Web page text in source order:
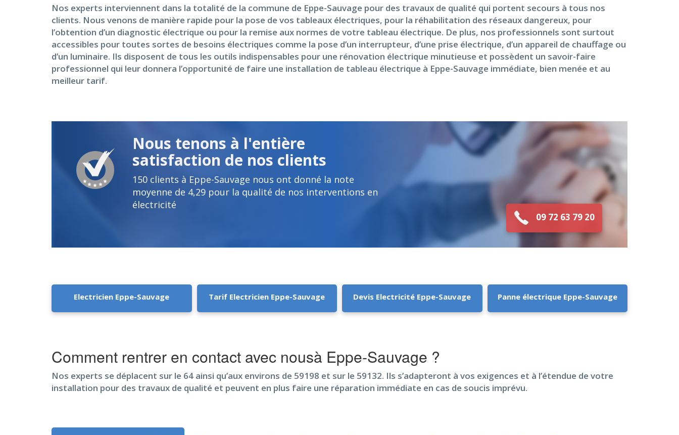
Nos experts interviennent dans la totalité de la commune de Eppe-Sauvage pour des travaux de qualité qui portent secours à tous nos
clients. Nous venons de manière rapide pour la pose de vos tableaux électriques, pour la réhabilitation des réseaux dangereux, pour
l’obtention d’un diagnostic électrique ou pour la remise aux normes de votre tableau électrique. De plus, nos professionnels sont surtout
accessibles pour toutes sortes de besoins électriques comme la pose d’un interrupteur, d’une prise électrique, d’un appareil de chauffage ou
d’un luminaire. Ils disposent de tous les outils indispensables pour une rénovation électrique minutieuse et possèdent un savoir-faire
professionnel qui leur donnera l’opportunité de faire une installation de tableau électrique à Eppe-Sauvage immédiate, bien menée et au
meilleur tarif.
Nous tenons à l'entière
satisfaction de nos clients
150 clients à Eppe-Sauvage nous ont donné la note
moyenne de 4,29 pour la qualité de nos interventions en
électricité
09 72 63 79 20
Electricien Eppe-Sauvage Tarif Electricien Eppe-Sauvage Devis Electricité Eppe-Sauvage Panne électrique Eppe-Sauvage
Comment rentrer en contact avec nousà Eppe-Sauvage ?
Nos experts se déplacent sur le 64 ainsi qu’aux environs de 59198 et sur le 59132. Ils s’adapteront à vos exigences et à l’étendue de votre
installation pour des travaux de qualité et peuvent en plus faire une réparation immédiate en cas de soucis imprévu.